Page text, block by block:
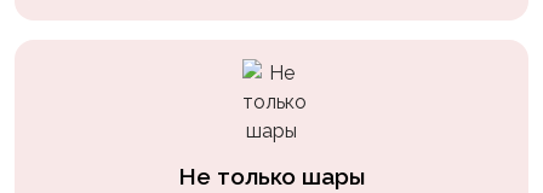
Не только шары